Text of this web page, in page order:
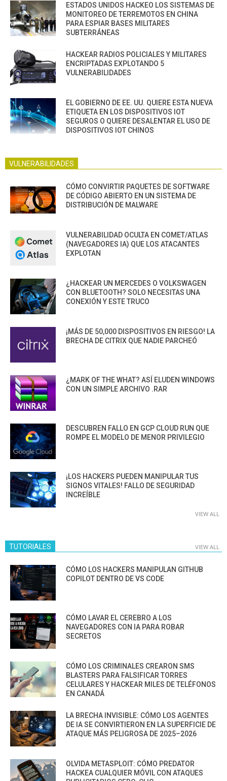
ESTADOS UNIDOS HACKEO LOS SISTEMAS DE
MONITOREO DE TERREMOTOS EN CHINA
PARA ESPIAR BASES MILITARES
SUBTERRÁNEAS
HACKEAR RADIOS POLICIALES Y MILITARES
ENCRIPTADAS EXPLOTANDO 5
VULNERABILIDADES
EL GOBIERNO DE EE. UU. QUIERE ESTA NUEVA
ETIQUETA EN LOS DISPOSITIVOS IOT
SEGUROS O QUIERE DESALENTAR EL USO DE
DISPOSITIVOS IOT CHINOS
VULNERABILIDADES
CÓMO CONVIRTIR PAQUETES DE SOFTWARE
DE CÓDIGO ABIERTO EN UN SISTEMA DE
DISTRIBUCIÓN DE MALWARE
VULNERABILIDAD OCULTA EN COMET/ATLAS
(NAVEGADORES IA) QUE LOS ATACANTES
EXPLOTAN
¿HACKEAR UN MERCEDES O VOLKSWAGEN
CON BLUETOOTH? SOLO NECESITAS UNA
CONEXIÓN Y ESTE TRUCO
¡MÁS DE 50,000 DISPOSITIVOS EN RIESGO! LA
BRECHA DE CITRIX QUE NADIE PARCHEÓ
¿MARK OF THE WHAT? ASÍ ELUDEN WINDOWS
CON UN SIMPLE ARCHIVO .RAR
DESCUBREN FALLO EN GCP CLOUD RUN QUE
ROMPE EL MODELO DE MENOR PRIVILEGIO
¡LOS HACKERS PUEDEN MANIPULAR TUS
SIGNOS VITALES! FALLO DE SEGURIDAD
INCREÍBLE
VIEW ALL
TUTORIALES VIEW ALL
CÓMO LOS HACKERS MANIPULAN GITHUB
COPILOT DENTRO DE VS CODE
CÓMO LAVAR EL CEREBRO A LOS
NAVEGADORES CON IA PARA ROBAR
SECRETOS
CÓMO LOS CRIMINALES CREARON SMS
BLASTERS PARA FALSIFICAR TORRES
CELULARES Y HACKEAR MILES DE TELÉFONOS
EN CANADÁ
LA BRECHA INVISIBLE: CÓMO LOS AGENTES
DE IA SE CONVIRTIERON EN LA SUPERFICIE DE
ATAQUE MÁS PELIGROSA DE 2025–2026
OLVIDA METASPLOIT: CÓMO PREDATOR
HACKEA CUALQUIER MÓVIL CON ATAQUES